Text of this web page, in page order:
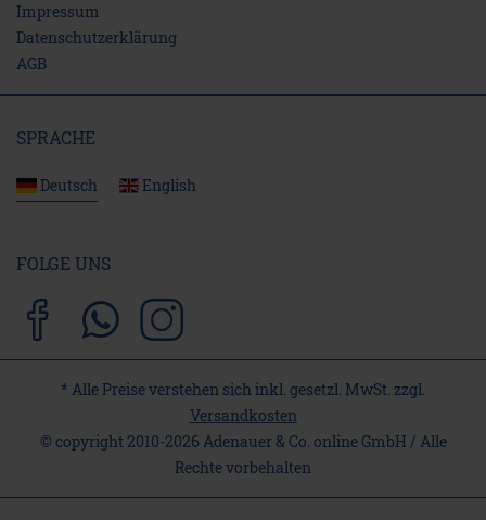
Impressum
Daten­schutz­erklärung
AGB
SPRACHE
Deutsch English
FOLGE UNS
* Alle Preise verstehen sich inkl. gesetzl. MwSt. zzgl.
Versandkosten
© copyright 2010-2026 Adenauer & Co. online GmbH / Alle
Rechte vorbehalten